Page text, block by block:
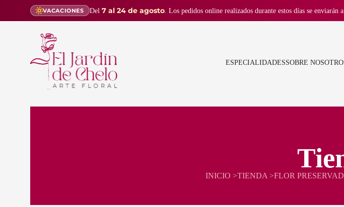
VACACIONES Del 7 al 24 de agosto. Los pedidos online realizados durante estos días se enviarán
ESPECIALIDADESSOBRE
INICIO >TIENDA >FLOR